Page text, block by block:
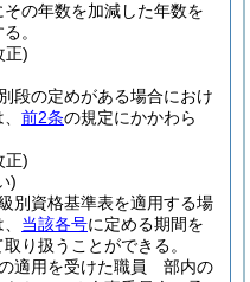
の年数を加減した年数を
。
正)
段の定めがある場合におけ
前2条の規定にかかわら
正)
)
別資格基準表を適用する場
当該各号に定める期間を
り扱うことができる。
適用を受けた職員 部内の